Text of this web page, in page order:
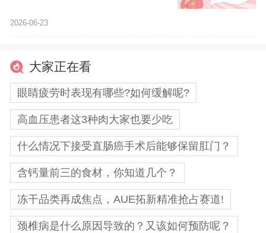
2026-06-23
大家正在看
眼睛疲劳时表现有哪些?如何缓解呢?
高血压患者这3种肉大家也要少吃
什么情况下接受直肠癌手术后能够保留肛门？
含钙量前三的食材，你知道几个？
冻干品类再成焦点，AUE拓新精准抢占赛道!
颈椎病是什么原因导致的？又该如何预防呢？